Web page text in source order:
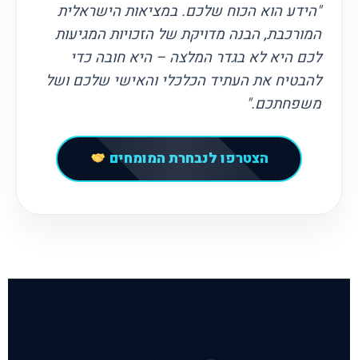
"הידע הוא הכוח שלכם. במציאות הישראלית
המורכבת, הבנה מדויקת של הזכויות המגיעות
לכם היא לא בגדר המלצה – היא חובה כדי
להבטיח את העתיד הכלכלי והאישי שלכם ושל
משפחתכם."
הצטרפו לנבחרת המומחים